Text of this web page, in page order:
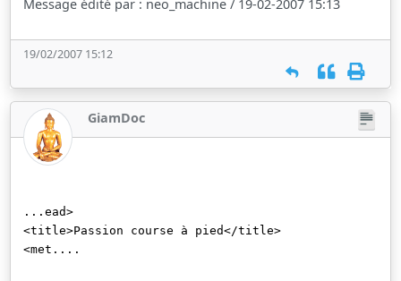
Message édité par : neo_machine / 19-02-2007 15:13
19/02/2007 15:12
GiamDoc
...ead>
<title>Passion course à pied</title>
<met....